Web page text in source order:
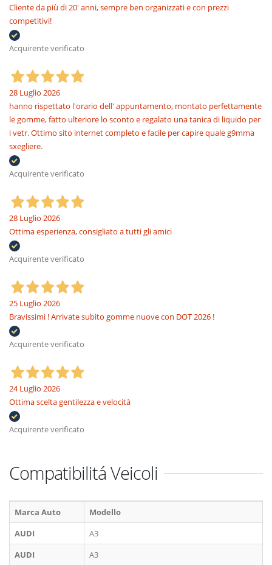
Cliente da più di 20' anni, sempre ben organizzati e con prezzi
competitivi!
Acquirente verificato
28 Luglio 2026
hanno rispettato l'orario dell' appuntamento, montato perfettamente
le gomme, fatto ulteriore lo sconto e regalato una tanica di liquido per
i vetr. Ottimo sito internet completo e facile per capire quale g9mma
sxegliere.
Acquirente verificato
28 Luglio 2026
Ottima esperienza, consigliato a tutti gli amici
Acquirente verificato
25 Luglio 2026
Bravissimi ! Arrivate subito gomme nuove con DOT 2026 !
Acquirente verificato
24 Luglio 2026
Ottima scelta gentilezza e velocità
Acquirente verificato
Compatibilitá Veicoli
Marca Auto
Modello
AUDI
A3
AUDI
A3